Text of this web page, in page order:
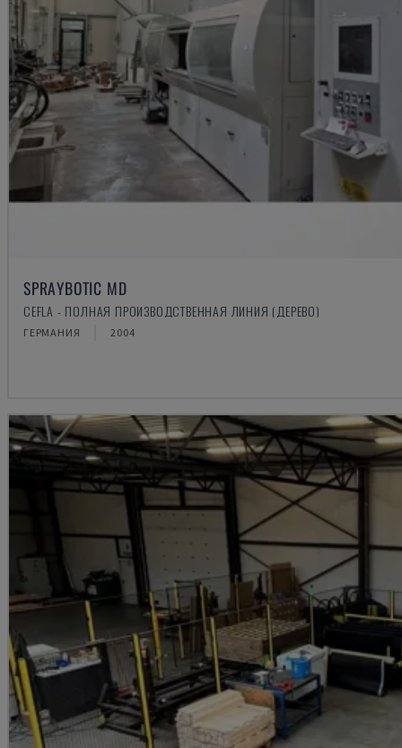
SPRAYBOTIC MD
CEFLA - ПОЛНАЯ ПРОИЗВОДСТВЕННАЯ ЛИНИЯ (ДЕРЕВО)
ГЕРМАНИЯ 2004